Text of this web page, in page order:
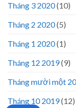
Tháng 3 2020(10)
Tháng 2 2020(5)
Tháng 1 2020(1)
Tháng 12 2019(9)
Tháng mười một
Tháng 10 2019(12)